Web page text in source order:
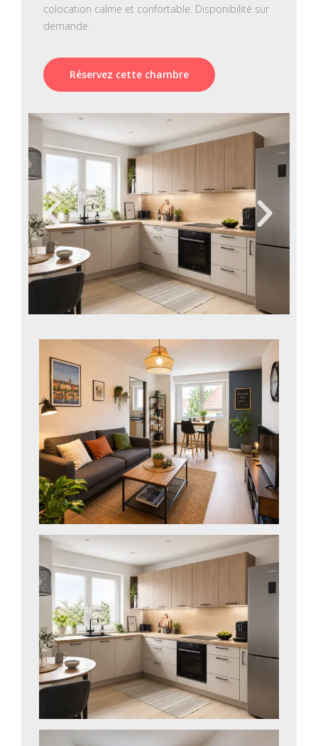
colocation calme et confortable. Disponibilité sur
demande.
Réservez cette chambre